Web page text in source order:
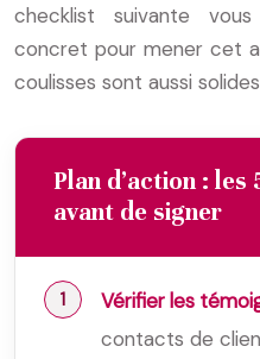
checklist suivante
concret pour mener cet
coulisses sont aussi
Plan d’action :
avant de signer
Vérifier les
contacts de